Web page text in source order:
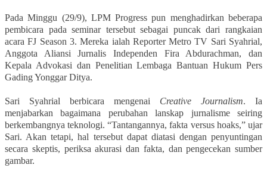
Pada Minggu (29/9), LPM Progress pun menghadirkan beberapa
pembicara pada seminar tersebut sebagai puncak dari rangkaian
acara FJ Season 3. Mereka ialah Reporter Metro TV Sari Syahrial,
Anggota Aliansi Jurnalis Independen Fira Abdurachman, dan
Kepala Advokasi dan Penelitian Lembaga Bantuan Hukum Pers
Gading Yonggar Ditya.
Sari Syahrial berbicara mengenai Creative Journalism. Ia
menjabarkan bagaimana perubahan lanskap jurnalisme seiring
berkembangnya teknologi. “Tantangannya, fakta versus hoaks,” ujar
Sari. Akan tetapi, hal tersebut dapat diatasi dengan penyuntingan
secara skeptis, periksa akurasi dan fakta, dan pengecekan sumber
gambar.